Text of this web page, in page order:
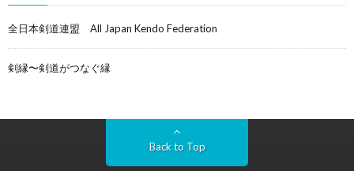
全日本剣道連盟 All Japan Kendo Federation
剣縁〜剣道がつなぐ縁
Back to Top